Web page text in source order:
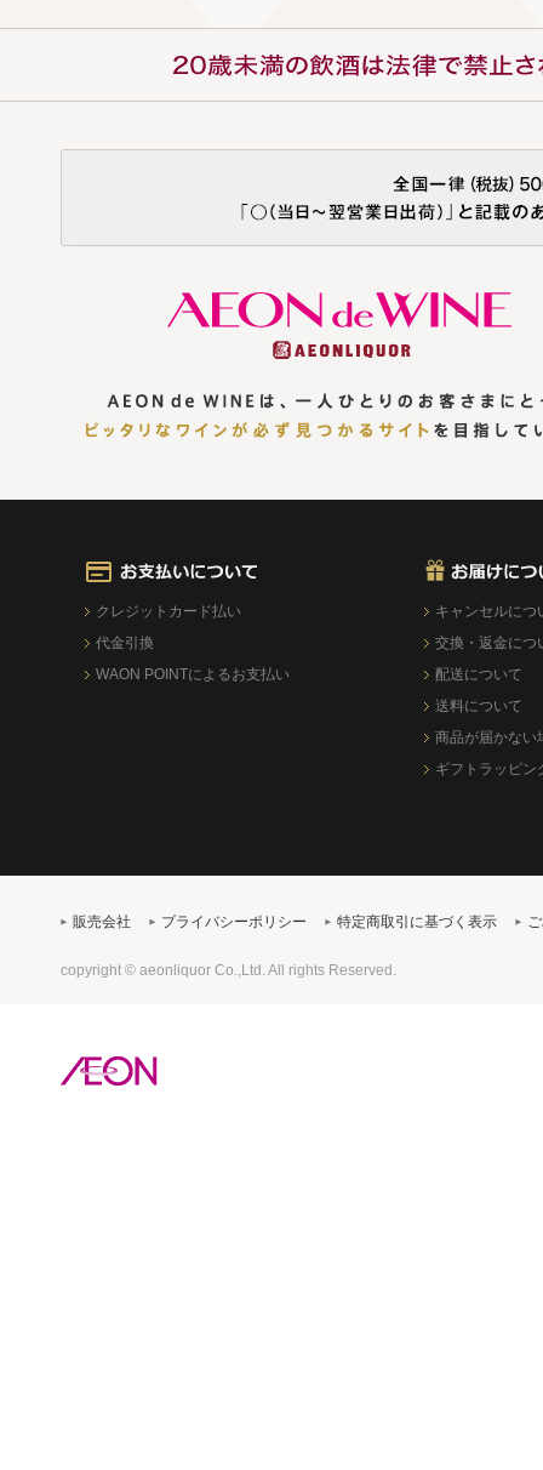
クレジットカード払い
代金引換
WAON POINTによるお支払い
キャンセルにつ
交換・返金につ
配送について
送料について
商品が届かない
ギフトラッピン
販売会社 プライバシーポリシー 特定商取引に基づく表示
copyright © aeonliquor Co.,Ltd. All rights Reserved.